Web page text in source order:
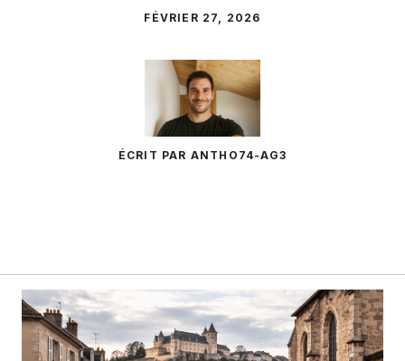
FÉVRIER 27, 2026
ÉCRIT PAR ANTHO74-AG3